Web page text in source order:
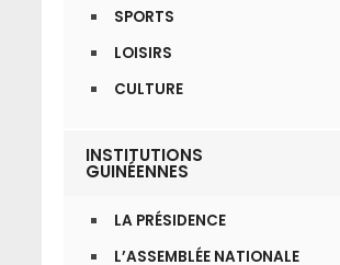
SPORTS
LOISIRS
CULTURE
INSTITUTIONS
GUINÉENNES
LA PRÉSIDENCE
L’ASSEMBLÉE NATIONALE